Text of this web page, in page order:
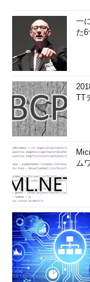
一
た
TT
ム